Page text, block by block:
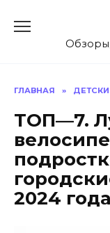
содержанию
ГЛАВНАЯ »
ТОП—7.
2024